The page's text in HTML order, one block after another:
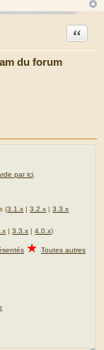
du forum
Citation
par ici
(3.1.x |3.2.x |3.3.x
|3.3.x |4.0.x)
★ Toutes autres